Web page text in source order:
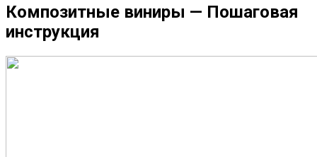
Композитные виниры — Пошаговая
инструкция